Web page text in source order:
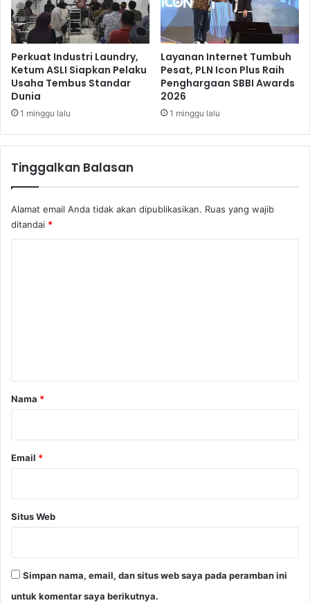
A
n
t
r
a
k
s
r
i
G
a
n
d
a
Perkuat Industri Laundry,
Ketum ASLI Siapkan Pelaku
Usaha Tembus Standar
Dunia
1 minggu lalu
Layanan Internet Tumbuh
Pesat, PLN Icon Plus Raih
Penghargaan SBBI Awards
2026
1 minggu lalu
Tinggalkan Balasan
Alamat email Anda tidak akan dipublikasikan. Ruas yang wajib
ditandai *
rNama *
Email *
Situs Web
Simpan nama, email, dan situs web saya pada peramban ini
untuk komentar saya berikutnya.